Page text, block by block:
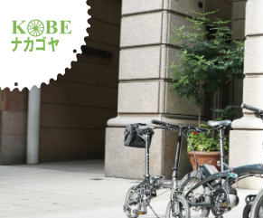
ルショップナカゴヤ